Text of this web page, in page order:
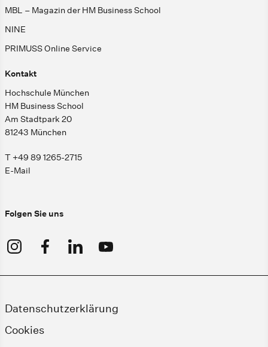
MBL – Magazin der HM Business School
NINE
PRIMUSS Online Service
Kontakt
Hochschule München
HM Business School
Am Stadtpark 20
81243 München
T +49 89 1265-2715
E-Mail
Folgen Sie uns
Datenschutzerklärung
Cookies